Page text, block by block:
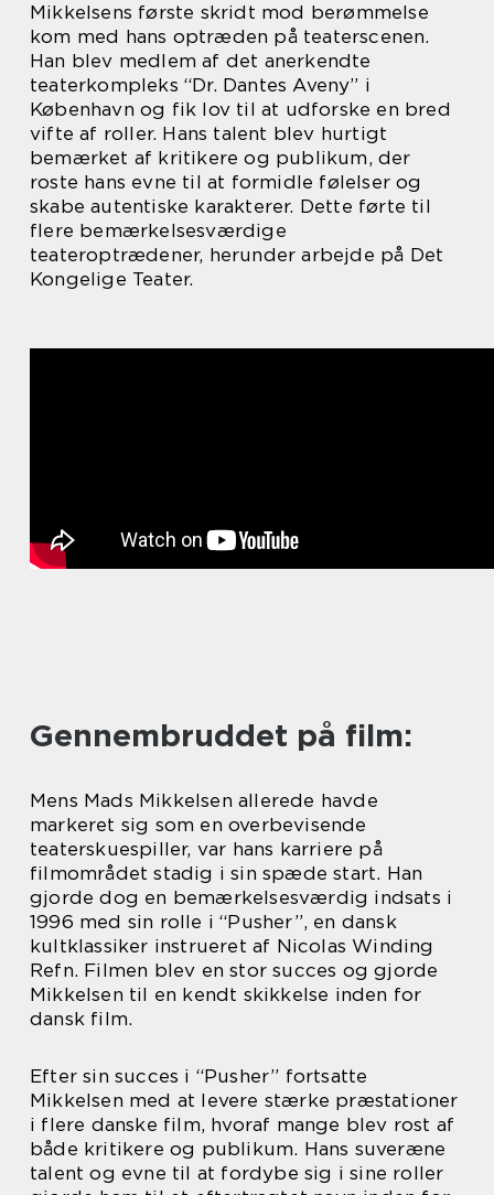
Mikkelsens første skridt mod berømmelse
kom med hans optræden på teaterscenen.
Han blev medlem af det anerkendte
teaterkompleks “Dr. Dantes Aveny” i
København og fik lov til at udforske en bred
vifte af roller. Hans talent blev hurtigt
bemærket af kritikere og publikum, der
roste hans evne til at formidle følelser og
skabe autentiske karakterer. Dette førte til
flere bemærkelsesværdige
teateroptrædener, herunder arbejde på Det
Kongelige Teater.
Gennembruddet på film:
Mens Mads Mikkelsen allerede havde
markeret sig som en overbevisende
teaterskuespiller, var hans karriere på
filmområdet stadig i sin spæde start. Han
gjorde dog en bemærkelsesværdig indsats i
1996 med sin rolle i “Pusher”, en dansk
kultklassiker instrueret af Nicolas Winding
Refn. Filmen blev en stor succes og gjorde
Mikkelsen til en kendt skikkelse inden for
dansk film.
Efter sin succes i “Pusher” fortsatte
Mikkelsen med at levere stærke præstationer
i flere danske film, hvoraf mange blev rost af
både kritikere og publikum. Hans suveræne
talent og evne til at fordybe sig i sine roller